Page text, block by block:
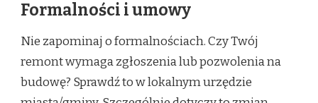
Formalności i umowy
Nie zapominaj o formalnościach. Czy Twój
remont wymaga zgłoszenia lub pozwolenia na
budowę? Sprawdź to w lokalnym urzędzie